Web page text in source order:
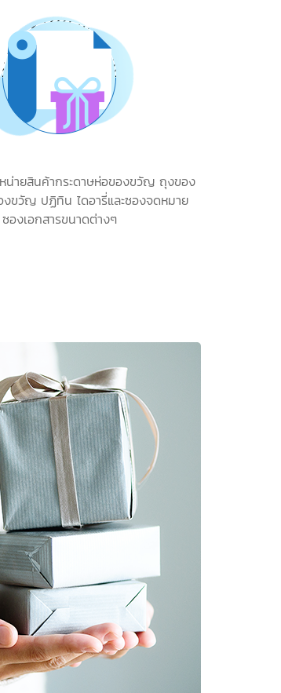
หน่ายสินค้ากระดาษห่อของขวัญ ถุงของ
ขวัญ ปฏิทิน ไดอารี่และซองจดหมาย
ซองเอกสารขนาดต่างๆ